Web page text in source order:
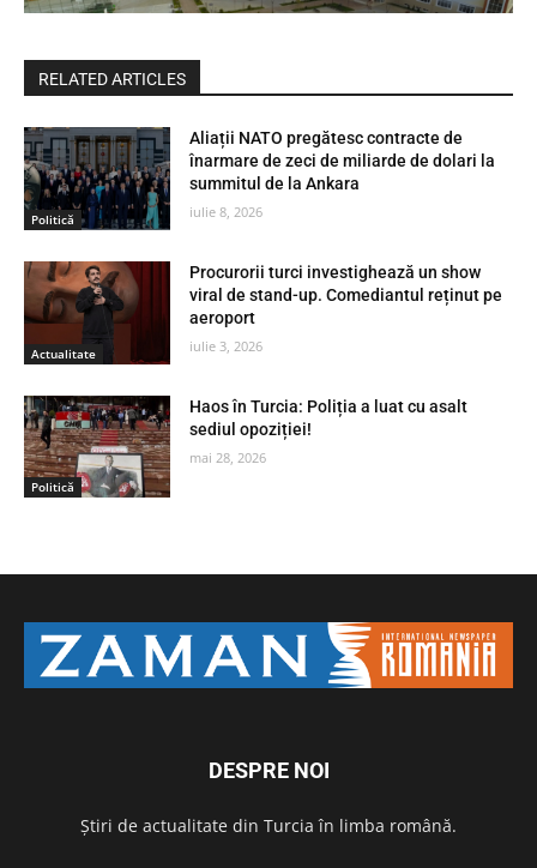
RELATED ARTICLES
Politică
Aliații NATO pregătesc contracte de
înarmare de zeci de miliarde de dolari la
summitul de la Ankara
iulie 8, 2026
Actualitate
Procurorii turci investighează un show
viral de stand-up. Comediantul reținut pe
aeroport
iulie 3, 2026
Politică
Haos în Turcia: Poliția a luat cu asalt
sediul opoziției!
mai 28, 2026
DESPRE NOI
Știri de actualitate din Turcia în limba română.